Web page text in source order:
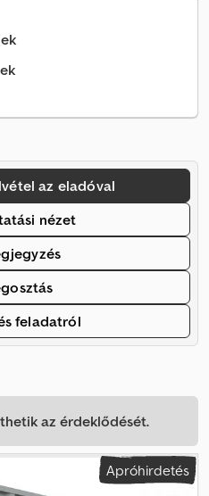
az eladóval
nézet
feladatról
az érdeklődését.
Apróhirdetés